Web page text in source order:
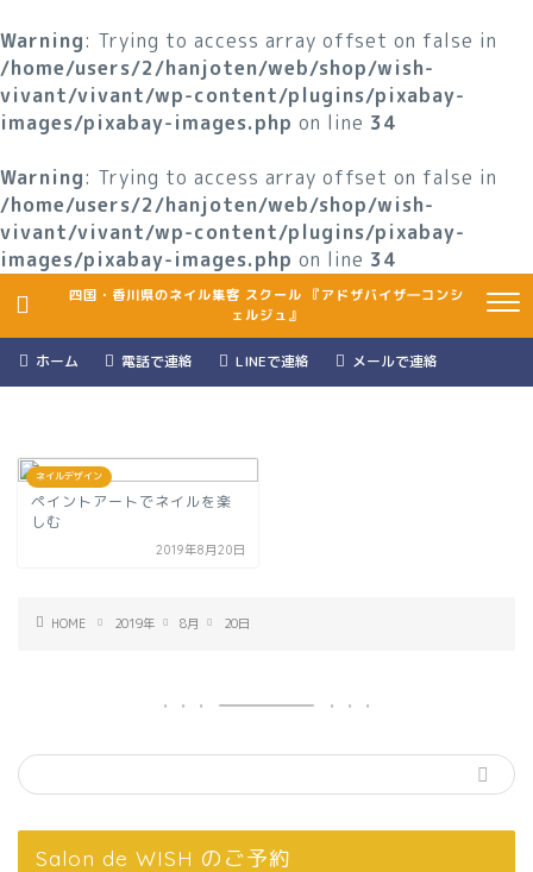
Warning: Trying to access array offset on false in
/home/users/2/hanjoten/web/shop/wish-
vivant/vivant/wp-content/plugins/pixabay-
images/pixabay-images.php on line 34
Warning: Trying to access array offset on false in
/home/users/2/hanjoten/web/shop/wish-
vivant/vivant/wp-content/plugins/pixabay-
images/pixabay-images.php on line 34
四国・香川県のネイル集客 スクール 『アドザバイザ―コンシ
ェルジュ』
ホーム 電話で連絡 LINEで連絡 メールで連絡
ネイルデザイン
ペイントアートでネイルを楽
しむ
2019年8月20日
HOME 2019年 8月 20日
Salon de WISH のご予約